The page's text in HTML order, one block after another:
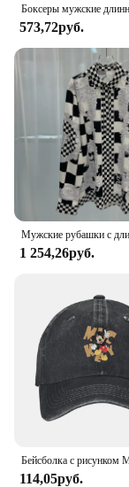
573,72руб.
1 254,26руб.
114,05руб.